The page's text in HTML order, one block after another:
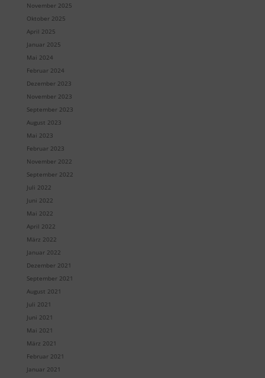
November 2025
Oktober 2025
April 2025
Januar 2025
Mai 2024
Februar 2024
Dezember 2023
November 2023
September 2023
August 2023
Mai 2023
Februar 2023
November 2022
September 2022
Juli 2022
Juni 2022
Mai 2022
April 2022
März 2022
Januar 2022
Dezember 2021
September 2021
August 2021
Juli 2021
Juni 2021
Mai 2021
März 2021
Februar 2021
Januar 2021